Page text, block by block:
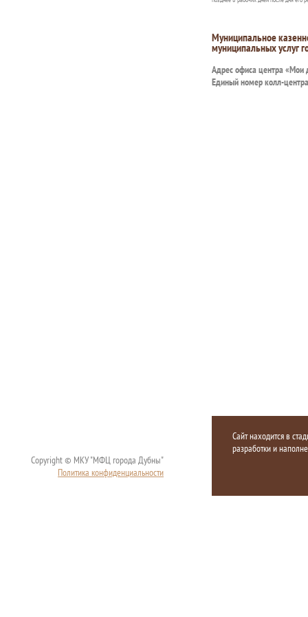
Муниципальное
муниципальных услуг
Адрес офиса центра «Мои
Единый номер колл-
Copyright © МКУ "МФЦ города Дубны"
Политика конфиденциальности
Сайт находится в
разработки и